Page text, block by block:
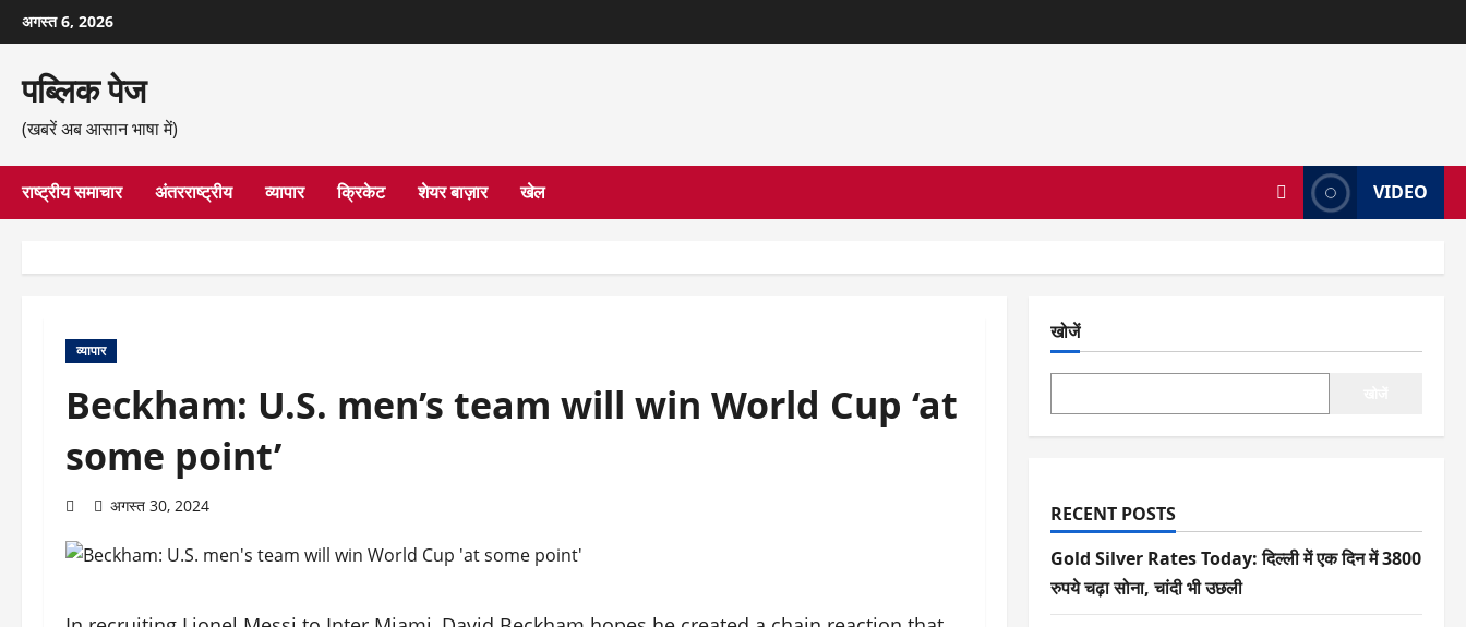
छोड़कर
सामग्री
अगस्त 6, 2026
पब्लिक पेज
(खबरें अब आसान भाषा में)
राष्ट्रीय समाचार अंतरराष्ट्रीय व्यापार क्रिकेट शेयर बाज़ार खेल VIDEO
व्यापार
Beckham: U.S. men’s team will win World Cup ‘at
some point’
अगस्त 30, 2024
खोजें
RECENT POSTS
Gold Silver Rates Today: दिल्ली में एक दिन में 3800
रुपये चढ़ा सोना, चांदी भी उछली